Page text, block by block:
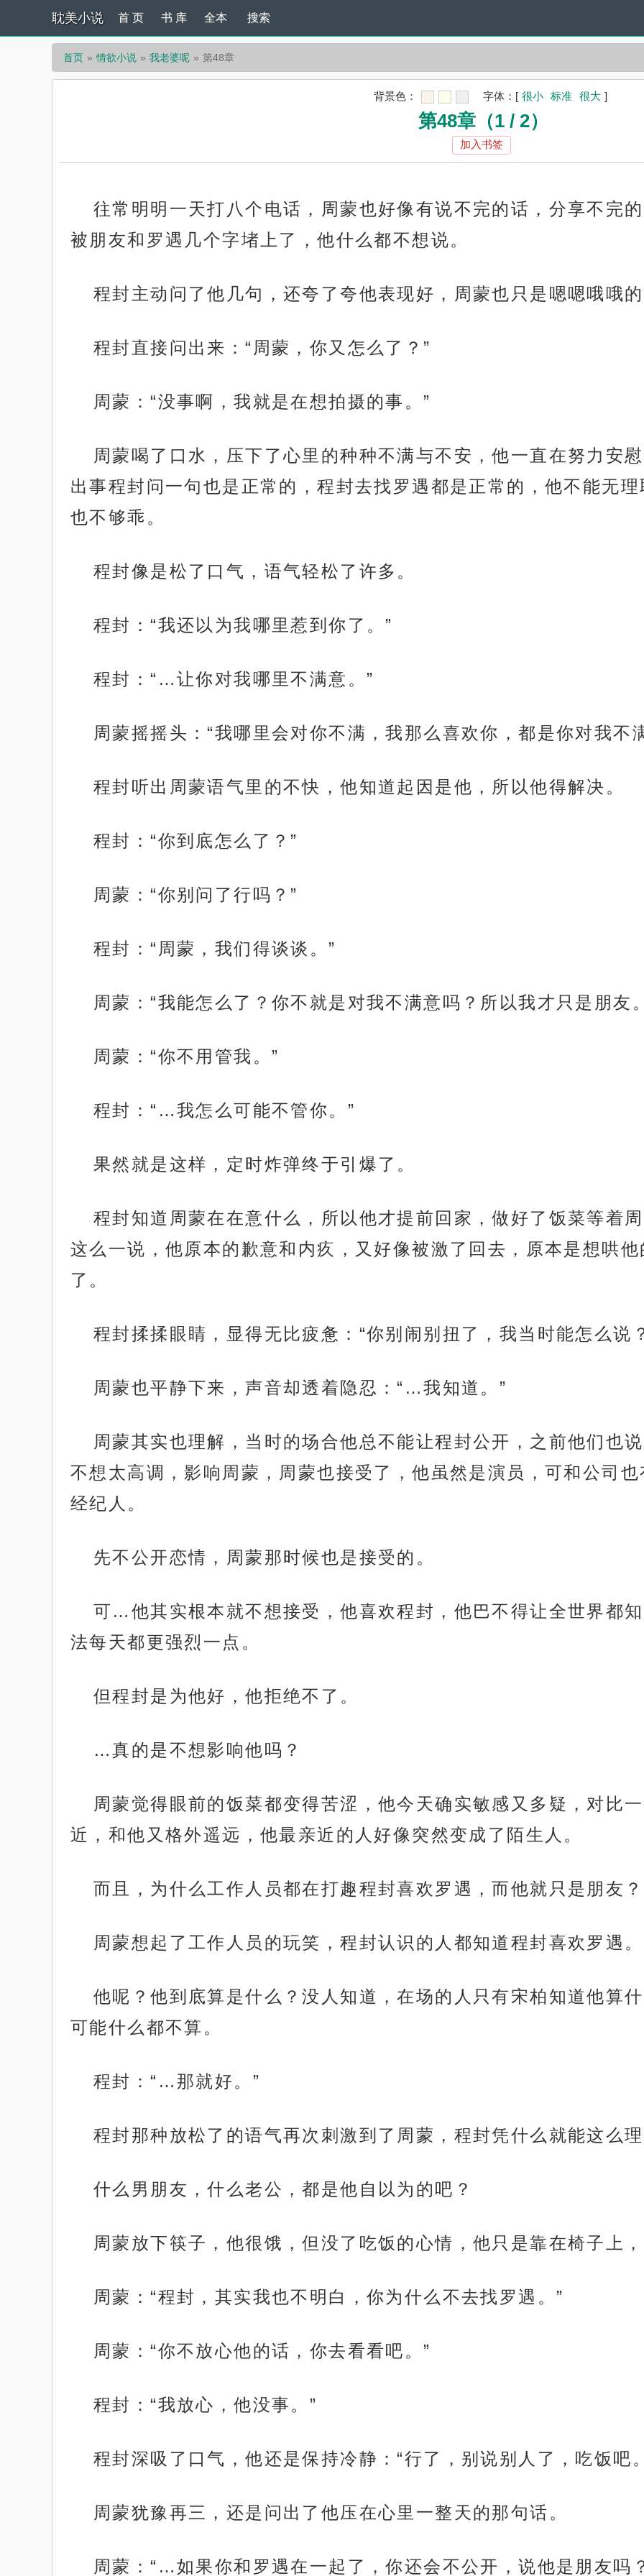
耽美小说 首 页 书 库 全本 搜索
首页 情欲小说 我老婆呢 第48章
背景色： 字体： [ 很小 标准 很大 ]
第48章（1 / 2）
加入书签
往常明明一天打八个电话，周蒙也好像有说不完的话，分享不完
被朋友和罗遇几个字堵上了，他什么都不想说。
程封主动问了他几句，还夸了夸他表现好，周蒙也只是嗯嗯哦哦
程封直接问出来：“周蒙，你又怎么了？”
周蒙：“没事啊，我就是在想拍摄的事。”
周蒙喝了口水，压下了心里的种种不满与不安，他一直在努力安
出事程封问一句也是正常的，程封去找罗遇都是正常的，他不能无
也不够乖。
程封像是松了口气，语气轻松了许多。
程封：“我还以为我哪里惹到你了。”
程封：“…让你对我哪里不满意。”
周蒙摇摇头：“我哪里会对你不满，我那么喜欢你，都是你对我不
程封听出周蒙语气里的不快，他知道起因是他，所以他得解决。
程封：“你到底怎么了？”
周蒙：“你别问了行吗？”
程封：“周蒙，我们得谈谈。”
周蒙：“我能怎么了？你不就是对我不满意吗？所以我才只是朋友
周蒙：“你不用管我。”
程封：“…我怎么可能不管你。”
果然就是这样，定时炸弹终于引爆了。
程封知道周蒙在在意什么，所以他才提前回家，做好了饭菜等着
这么一说，他原本的歉意和内疚，又好像被激了回去，原本是想哄
了。
程封揉揉眼睛，显得无比疲惫：“你别闹别扭了，我当时能怎么说
周蒙也平静下来，声音却透着隐忍：“…我知道。”
周蒙其实也理解，当时的场合他总不能让程封公开，之前他们也
不想太高调，影响周蒙，周蒙也接受了，他虽然是演员，可和公司
经纪人。
先不公开恋情，周蒙那时候也是接受的。
可…他其实根本就不想接受，他喜欢程封，他巴不得让全世界都
法每天都更强烈一点。
但程封是为他好，他拒绝不了。
…真的是不想影响他吗？
周蒙觉得眼前的饭菜都变得苦涩，他今天确实敏感又多疑，对比
近，和他又格外遥远，他最亲近的人好像突然变成了陌生人。
而且，为什么工作人员都在打趣程封喜欢罗遇，而他就只是朋友？
周蒙想起了工作人员的玩笑，程封认识的人都知道程封喜欢罗遇。
他呢？他到底算是什么？没人知道，在场的人只有宋柏知道他算
可能什么都不算。
程封：“…那就好。”
程封那种放松了的语气再次刺激到了周蒙，程封凭什么就能这么
什么男朋友，什么老公，都是他自以为的吧？
周蒙放下筷子，他很饿，但没了吃饭的心情，他只是靠在椅子上
周蒙：“程封，其实我也不明白，你为什么不去找罗遇。”
周蒙：“你不放心他的话，你去看看吧。”
程封：“我放心，他没事。”
程封深吸了口气，他还是保持冷静：“行了，别说别人了，吃饭吧
周蒙犹豫再三，还是问出了他压在心里一整天的那句话。
周蒙：“…如果你和罗遇在一起了，你还会不公开，说他是朋友吗